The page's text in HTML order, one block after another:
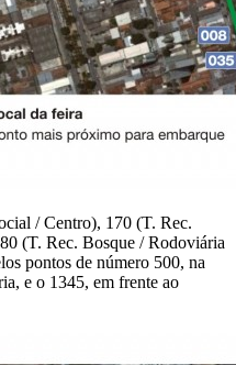
/ Centro), 170 (T. Rec.
(T. Rec. Bosque / Rodoviária
pontos de número 500, na
e o 1345, em frente ao